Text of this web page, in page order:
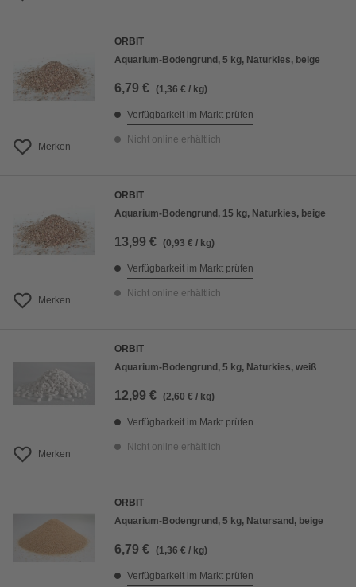
Merken
ORBIT
Aquarium-Bodengrund, 5 kg, Naturkies, beige
6,79 € (1,36 € / kg)
Verfügbarkeit im Markt prüfen
Nicht online erhältlich
Merken
ORBIT
Aquarium-Bodengrund, 15 kg, Naturkies, beige
13,99 € (0,93 € / kg)
Verfügbarkeit im Markt prüfen
Nicht online erhältlich
Merken
ORBIT
Aquarium-Bodengrund, 5 kg, Naturkies, weiß
12,99 € (2,60 € / kg)
Verfügbarkeit im Markt prüfen
Nicht online erhältlich
ORBIT
Aquarium-Bodengrund, 5 kg, Natursand, beige
6,79 € (1,36 € / kg)
Verfügbarkeit im Markt prüfen